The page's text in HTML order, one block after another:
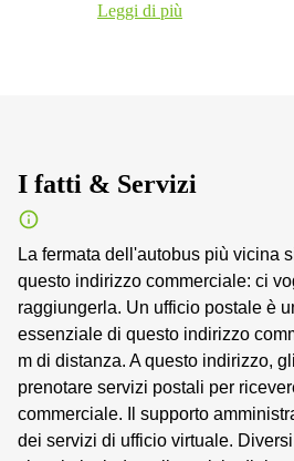
Leggi di più
I fatti & Servizi
La fermata dell'autobus più vicina
questo indirizzo commerciale: ci
raggiungerla. Un ufficio postale è
essenziale di questo indirizzo
m di distanza. A questo indirizzo,
prenotare servizi postali per
commerciale. Il supporto
dei servizi di ufficio virtuale.